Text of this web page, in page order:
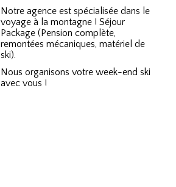
Notre agence est spécialisée dans le
voyage à la montagne ! Séjour
Package (Pension complète,
remontées mécaniques, matériel de
ski).
Nous organisons votre week-end ski
avec vous !